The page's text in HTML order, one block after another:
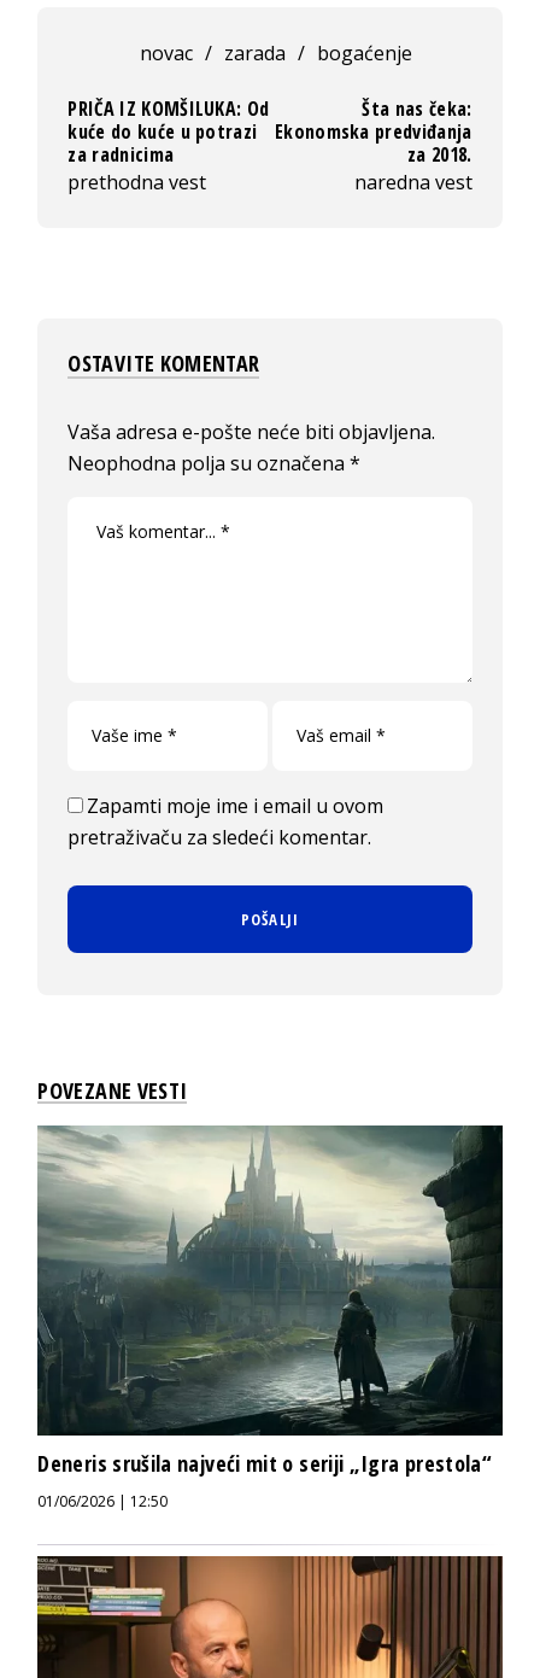
novac / zarada / bogaćenje
PRIČA IZ KOMŠILUKA: Od
kuće do kuće u potrazi
za radnicima
prethodna vest
Šta nas čeka:
Ekonomska predviđanja
za 2018.
naredna vest
OSTAVITE KOMENTAR
Vaša adresa e-pošte neće biti objavljena.
Neophodna polja su označena*
Zapamti moje ime i email u ovom
pretraživaču za sledeći komentar.
POVEZANE VESTI
Deneris srušila najveći mit o seriji „Igra prestola“
01/06/2026 | 12:50